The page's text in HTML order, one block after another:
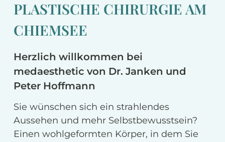
PLASTISCHE CHIRURGIE AM
CHIEMSEE
Herzlich willkommen bei
medaesthetic von Dr. Janken und
Peter Hoffmann
Sie wünschen sich ein strahlendes
Aussehen und mehr Selbstbewusstsein?
Einen wohlgeformten Körper, in dem Sie